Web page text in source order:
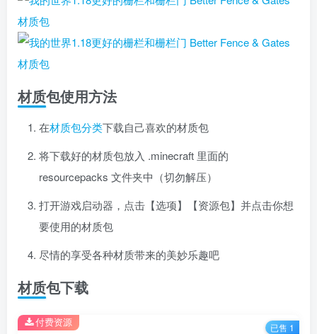
材质包使用方法
在材质包分类下载自己喜欢的材质包
将下载好的材质包放入 .minecraft 里面的
resourcepacks 文件夹中（切勿解压）
打开游戏启动器，点击【选项】【资源包】并点击你想
要使用的材质包
尽情的享受各种材质带来的美妙乐趣吧
材质包下载
付费资源 已售 1